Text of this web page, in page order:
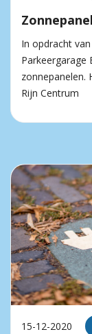
In opdracht
Parkeergarage
zonnepanelen.
Rijn Centrum
15-12-2020